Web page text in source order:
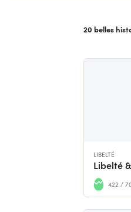
20 belles
LIBELTÉ
422 /